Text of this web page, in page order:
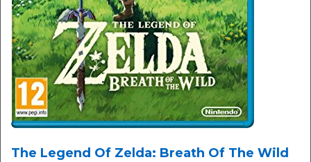
The Legend Of Zelda: Breath Of The Wild